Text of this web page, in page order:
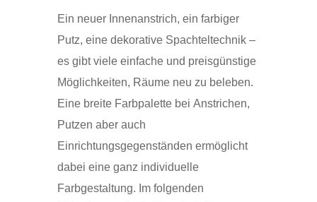
Ein neuer Innenanstrich, ein farbiger
Putz, eine dekorative Spachteltechnik –
es gibt viele einfache und preisgünstige
Möglichkeiten, Räume neu zu beleben.
Eine breite Farbpalette bei Anstrichen,
Putzen aber auch
Einrichtungsgegenständen ermöglicht
dabei eine ganz individuelle
Farbgestaltung. Im folgenden